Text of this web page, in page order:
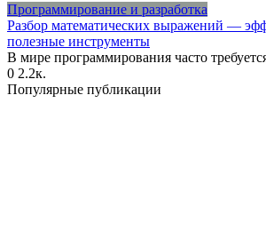
Программирование и разработка
Разбор математических выражений —
полезные инструменты
В мире программирования часто
0 2.2к.
Популярные публикации